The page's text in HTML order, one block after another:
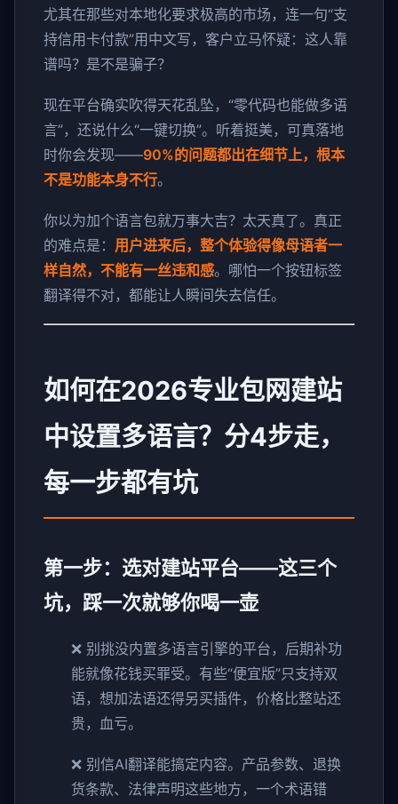
尤其在那些对本地化要求极高的市场，连一句“支
持信用卡付款”用中文写，客户立马怀疑：这人靠
谱吗？是不是骗子？
现在平台确实吹得天花乱坠，“零代码也能做多语
言”，还说什么“一键切换”。听着挺美，可真落地
时你会发现——90%的问题都出在细节上，根本
不是功能本身不行。
你以为加个语言包就万事大吉？太天真了。真正
的难点是： 用户进来后，整个体验得像母语者一
样自然，不能有一丝违和感。哪怕一个按钮标签
翻译得不对，都能让人瞬间失去信任。
如何在2026专业包网建站
中设置多语言？分4步走，
每一步都有坑
第一步：选对建站平台——这三个
坑，踩一次就够你喝一壶
❌ 别挑没内置多语言引擎的平台，后期补功
能就像花钱买罪受。有些“便宜版”只支持双
语，想加法语还得另买插件，价格比整站还
贵，血亏。
❌ 别信AI翻译能搞定内容。产品参数、退换
货条款、法律声明这些地方，一个术语错